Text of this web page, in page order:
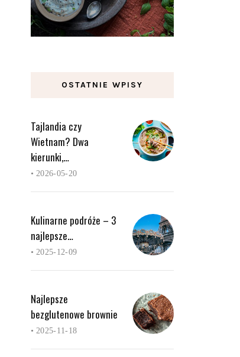
OSTATNIE WPISY
Tajlandia czy
Wietnam? Dwa
kierunki,…
• 2026-05-20
Kulinarne podróże – 3
najlepsze…
• 2025-12-09
Najlepsze
bezglutenowe brownie
• 2025-11-18